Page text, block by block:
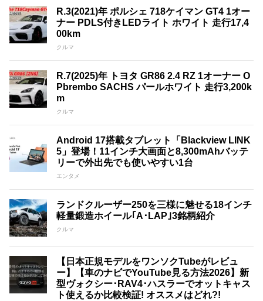
R.3(2021)年 ポルシェ 718ケイマン GT4 1オー
ナー PDLS付きLEDライト ホワイト 走行17,4
00km
クルマ
R.7(2025)年 トヨタ GR86 2.4 RZ 1オーナー O
Pbrembo SACHS パールホワイト 走行3,200k
m
クルマ
Android 17搭載タブレット「Blackview LINK
5」登場！11インチ大画面と8,300mAhバッテ
リーで外出先でも使いやすい1台
エンタメ
ランドクルーザー250を三様に魅せる18インチ
軽量鍛造ホイール｢A･LAP｣3銘柄紹介
クルマ
【日本正規モデルをワンソクTubeがレビュ
ー】【車のナビでYouTube見る方法2026】新
型ヴォクシー･RAV4･ハスラーでオットキャス
ト使えるか比較検証! オススメはどれ?!